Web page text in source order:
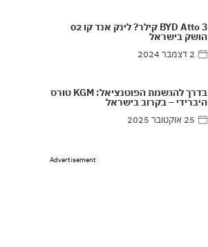
BYD Atto 3 קילר? לינק אנד קו 02
הושק בישראל
2 דצמבר 2024
בדרך להגשמת הפוטנציאל: KGM טורס
היברידי – בקרוב בישראל
25 אוקטובר 2025
Advertisement